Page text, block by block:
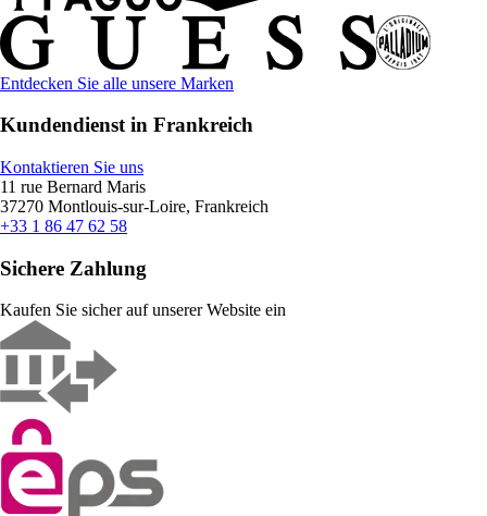
Entdecken Sie alle unsere Marken
Kundendienst in Frankreich
Kontaktieren Sie uns
11 rue Bernard Maris
37270 Montlouis-sur-Loire, Frankreich
+33 1 86 47 62 58
Sichere Zahlung
Kaufen Sie sicher auf unserer Website ein